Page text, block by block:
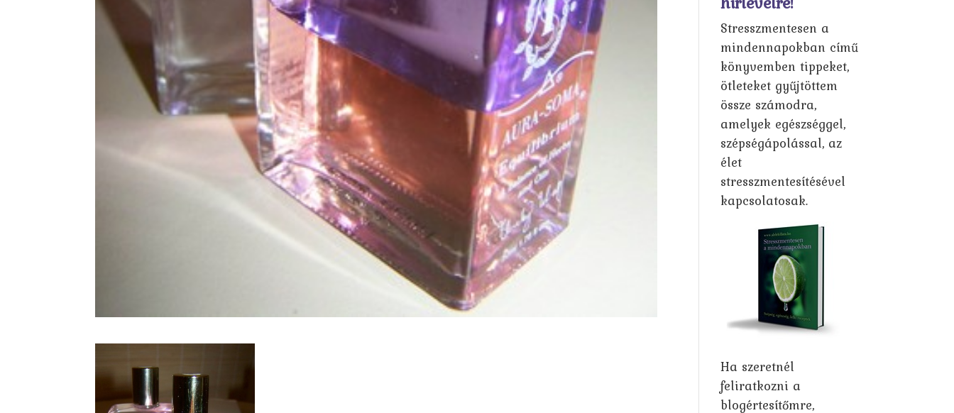
Stresszmentesen a
mindennapokban című
könyvemben tippeket,
ötleteket gyűjtöttem
össze számodra,
amelyek egészséggel,
szépségápolással, az
élet
stresszmentesítésével
kapcsolatosak.
Ha szeretnél
feliratkozni a
blogértesítőmre,